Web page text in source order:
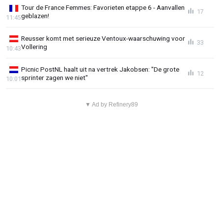
Tour de France Femmes: Favorieten etappe 6 - Aanvallen
geblazen!
11:45
17
Reusser komt met serieuze Ventoux-waarschuwing voor
Vollering
10:43
33
Picnic PostNL haalt uit na vertrek Jakobsen: "De grote
sprinter zagen we niet"
10:01
12
▼ Ad by Refinery89